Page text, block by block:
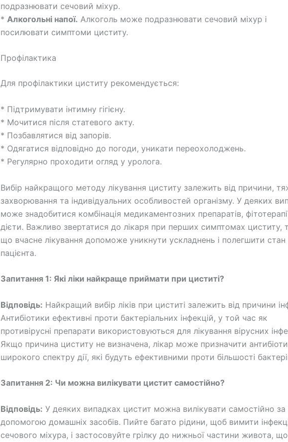
подразнювати сечовий міхур.
* Алкогольні напої. Алкоголь може подразнювати сечовий міхур і
посилювати симптоми циститу.
Профілактика
Для профілактики циститу рекомендується:
* Підтримувати інтимну гігієну.
* Мочитися після статевого акту.
* Позбавлятися від запорів.
* Одягатися відповідно до погоди, уникати переохолоджень.
* Регулярно проходити огляд у уролога.
Вибір найкращого методу лікування циститу залежить від причини,
захворювання та індивідуальних особливостей організму. У деяких
може знадобитися комбінація медикаментозних препаратів,
дієти. Важливо звертатися до лікаря при перших симптомах циститу,
що вчасне лікування допоможе уникнути ускладнень і полегшити стан
пацієнта.
Запитання 1: Які ліки найкраще приймати при циститі?
Відповідь: Найкращий вибір ліків при циститі залежить від причини
Антибіотики ефективні проти бактеріальних інфекцій, у той час як
противірусні препарати використовуються для лікування вірусних
Якщо причина циститу не визначена, лікар може призначити
широкого спектру дії, які будуть ефективними проти більшості
Запитання 2: Чи можна вилікувати цистит самостійно?
Відповідь: У деяких випадках цистит можна вилікувати самостійно за
допомогою домашніх засобів. Пийте багато рідини, щоб вимити
сечового міхура, і застосовуйте грілку до нижньої частини живота,